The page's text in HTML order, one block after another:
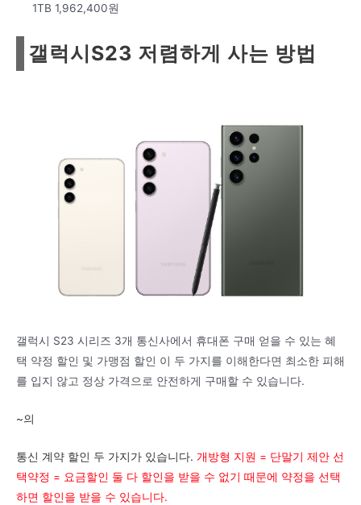
1TB 1,962,400원
갤럭시S23 저렴하게 사는 방법
갤럭시 S23 시리즈 3개 통신사에서 휴대폰 구매 얻을 수 있는 혜
택 약정 할인 및 가맹점 할인 이 두 가지를 이해한다면 최소한 피해
를 입지 않고 정상 가격으로 안전하게 구매할 수 있습니다.
~의
통신 계약 할인 두 가지가 있습니다. 개방형 지원 = 단말기 제안 선
택약정 = 요금할인 둘 다 할인을 받을 수 없기 때문에 약정을 선택
하면 할인을 받을 수 있습니다.